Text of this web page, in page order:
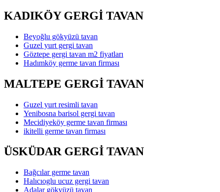
KADIKÖY GERGİ TAVAN
Beyoğlu gökyüzü tavan
Guzel yurt gergi tavan
Göztepe gergi tavan m2 fiyatları
Hadımköy germe tavan firması
MALTEPE GERGİ TAVAN
Guzel yurt resimli tavan
Yenibosna barisol gergi tavan
Mecidiyeköy germe tavan firması
ikitelli germe tavan firması
ÜSKÜDAR GERGİ TAVAN
Bağcılar germe tavan
Halıcıoglu ucuz gergi tavan
Adalar gökyüzü tavan